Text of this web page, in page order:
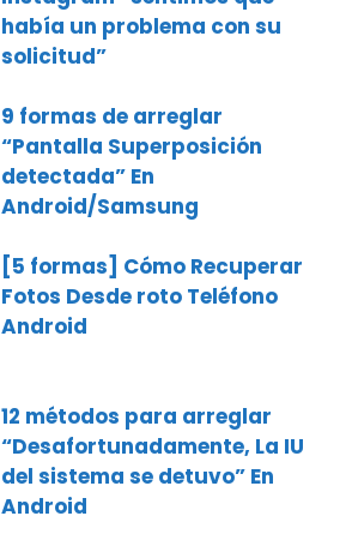
había un problema con su
solicitud”
9 formas de arreglar
“Pantalla Superposición
detectada” En
Android/Samsung
[5 formas] Cómo Recuperar
Fotos Desde roto Teléfono
Android
12 métodos para arreglar
“Desafortunadamente, La IU
del sistema se detuvo” En
Android